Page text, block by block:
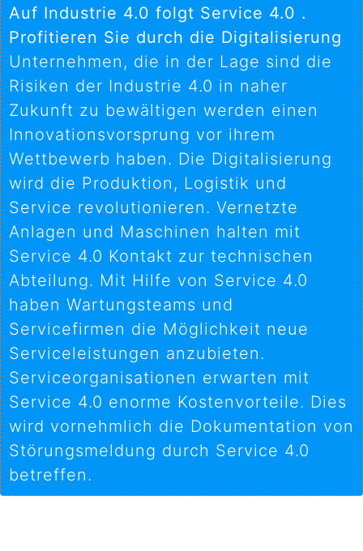
Auf Industrie 4.0 folgt Service 4.0 .
Profitieren Sie durch die Digitalisierung
Unternehmen, die in der Lage sind die
Risiken der Industrie 4.0 in naher
Zukunft zu bewältigen werden einen
Innovationsvorsprung vor ihrem
Wettbewerb haben. Die Digitalisierung
wird die Produktion, Logistik und
Service revolutionieren. Vernetzte
Anlagen und Maschinen halten mit
Service 4.0 Kontakt zur technischen
Abteilung. Mit Hilfe von Service 4.0
haben Wartungsteams und
Servicefirmen die Möglichkeit neue
Serviceleistungen anzubieten.
Serviceorganisationen erwarten mit
Service 4.0 enorme Kostenvorteile. Dies
wird vornehmlich die Dokumentation von
Störungsmeldung durch Service 4.0
betreffen.